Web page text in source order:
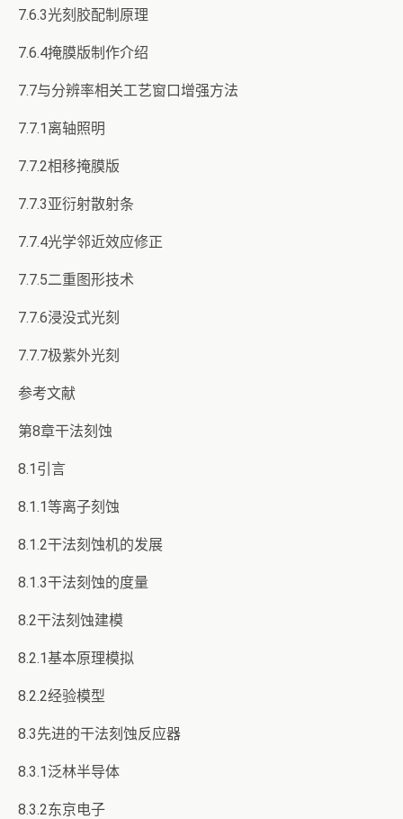
7.6.3光刻胶配制原理
7.6.4掩膜版制作介绍
7.7与分辨率相关工艺窗口增强方法
7.7.1离轴照明
7.7.2相移掩膜版
7.7.3亚衍射散射条
7.7.4光学邻近效应修正
7.7.5二重图形技术
7.7.6浸没式光刻
7.7.7极紫外光刻
参考文献
第8章干法刻蚀
8.1引言
8.1.1等离子刻蚀
8.1.2干法刻蚀机的发展
8.1.3干法刻蚀的度量
8.2干法刻蚀建模
8.2.1基本原理模拟
8.2.2经验模型
8.3先进的干法刻蚀反应器
8.3.1泛林半导体
8.3.2东京电子